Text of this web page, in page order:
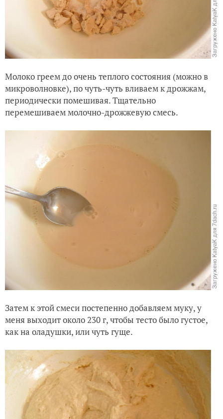
Молоко греем до очень теплого состояния (можно в
микроволновке), по чуть-чуть вливаем к дрожжам,
периодически помешивая. Тщательно
перемешиваем молочно-дрожжевую смесь.
Затем к этой смеси постепенно добавляем муку, у
меня выходит около 230 г, чтобы тесто было густое,
как на оладушки, или чуть гуще.